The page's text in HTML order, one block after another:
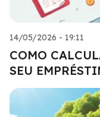
14/05/2026 - 19:11
COMO
SEU